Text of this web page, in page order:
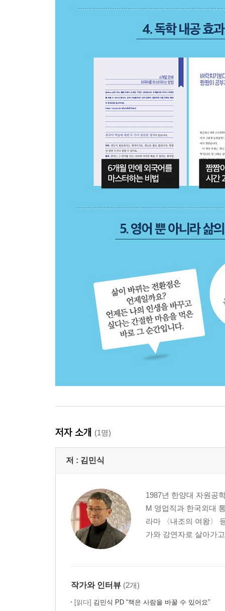
저자 소개 (1명)
저 : 김민식
1987년 한양대 자원공
M 영업직과 한국외대
라마 〈내조의 여왕〉
가와 강연자로 살아가
작가와 인터뷰 (2개)
[읽다] 김민식 PD “책은 사람을 바꿀 수 있어요”